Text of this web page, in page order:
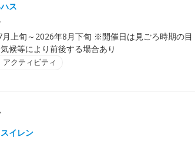
ス
月上旬～2026年8月下旬 ※開催日は見ごろ時期の目
候等により前後する場合あり
クティビティ
イレン